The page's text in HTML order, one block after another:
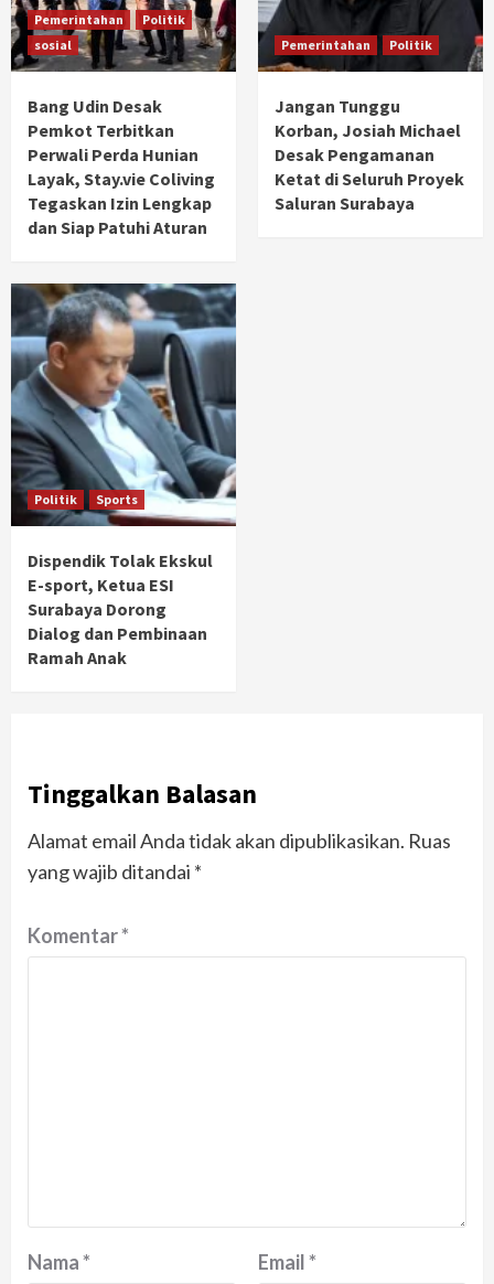
Pemerintahan
Politik
sosial
Bang Udin Desak
Pemkot Terbitkan
Perwali Perda Hunian
Layak, Stay.vie Coliving
Tegaskan Izin Lengkap
dan Siap Patuhi Aturan
Pemerintahan Politik
Jangan Tunggu
Korban, Josiah Michael
Desak Pengamanan
Ketat di Seluruh Proyek
Saluran Surabaya
Politik Sports
Dispendik Tolak Ekskul
E-sport, Ketua ESI
Surabaya Dorong
Dialog dan Pembinaan
Ramah Anak
Tinggalkan Balasan
Alamat email Anda tidak akan dipublikasikan. Ruas
yang wajib ditandai *
Komentar*
Nama* Email*